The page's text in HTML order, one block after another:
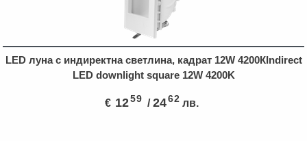
LED луна с индиректна светлина, кадрат 12W 4200КIndirect
LED downlight square 12W 4200K
€ 1259 /2462 лв.